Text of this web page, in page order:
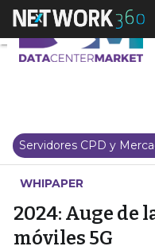
Servidores CPD y
WHIPAPER
2024: Auge de
móviles 5G